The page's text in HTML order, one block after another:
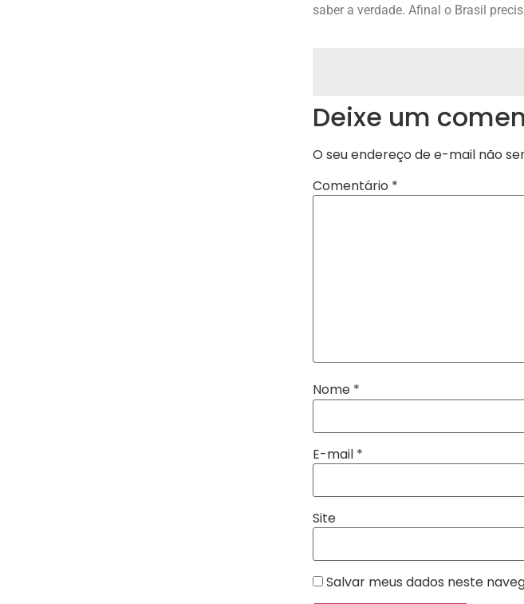
saber a verdade. Afinal o Brasil
Deixe um
O seu endereço de e-mail não
Comentário *
Nome *
E-mail *
Site
Salvar meus dados neste